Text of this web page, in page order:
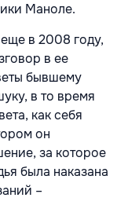
Маноле.
в 2008 году,
в ее
бывшему
в то время
как себя
он
за которое
была наказана
–